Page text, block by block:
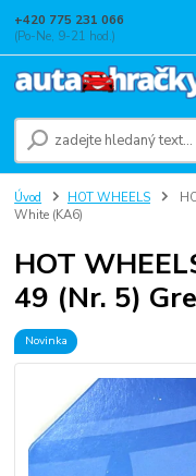
+420 775 231 066
(Po-Ne, 9-21 hod.)
Úvod HOT WHEELS
White (KA6)
HOT
49 (Nr. 5)
Novinka